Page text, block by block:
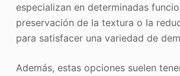
especializan en determinadas
preservación de la textura o la
para satisfacer una variedad de
Además, estas opciones suelen